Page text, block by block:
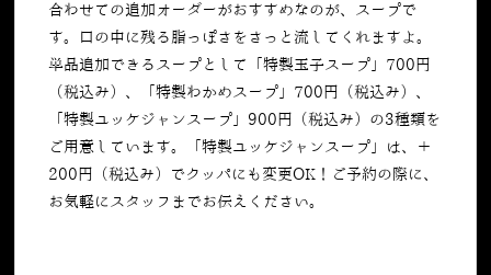
合わせての追加オーダーがおすすめなのが、スープで
す。口の中に残る脂っぽさをさっと流してくれますよ。
単品追加できるスープとして「特製玉子スープ」700円
（税込み）、「特製わかめスープ」700円（税込み）、
「特製ユッケジャンスープ」900円（税込み）の3種類を
ご用意しています。「特製ユッケジャンスープ」は、＋
200円（税込み）でクッパにも変更OK！ご予約の際に、
お気軽にスタッフまでお伝えください。